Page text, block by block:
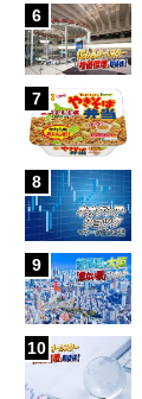
6
7
8
9
10